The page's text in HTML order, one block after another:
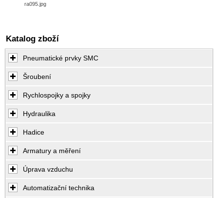
ra095.jpg
Katalog zboží
Pneumatické prvky SMC
Šroubení
Rychlospojky a spojky
Hydraulika
Hadice
Armatury a měření
Úprava vzduchu
Automatizační technika